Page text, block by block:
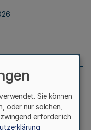
204 vom
Sie können
oder nur solchen,
erforderlich